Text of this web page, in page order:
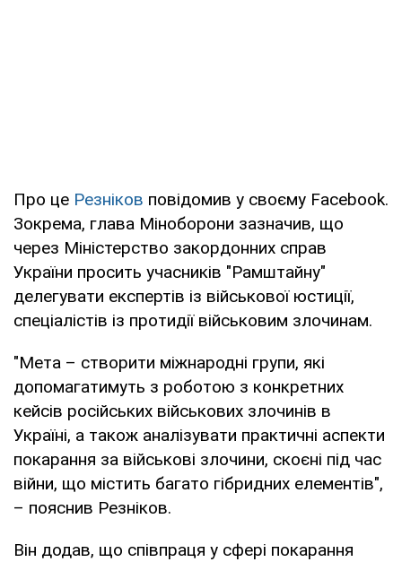
Про це Резніков повідомив у своєму Facebook.
Зокрема, глава Міноборони зазначив, що
через Міністерство закордонних справ
України просить учасників "Рамштайну"
делегувати експертів із військової юстиції,
спеціалістів із протидії військовим злочинам.
"Мета – створити міжнародні групи, які
допомагатимуть з роботою з конкретних
кейсів російських військових злочинів в
Україні, а також аналізувати практичні аспекти
покарання за військові злочини, скоєні під час
війни, що містить багато гібридних елементів",
– пояснив Резніков.
Він додав, що співпраця у сфері покарання